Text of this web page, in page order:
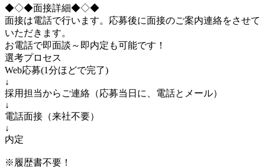
◆◇◆面接詳細◆◇◆
面接は電話で行います。応募後に面接のご案内連絡をさせて
いただきます。
お電話で即面談～即内定も可能です！
選考プロセス
Web応募(1分ほどで完了)
↓
採用担当からご連絡（応募当日に、電話とメール）
↓
電話面接（来社不要）
↓
内定
※履歴書不要！